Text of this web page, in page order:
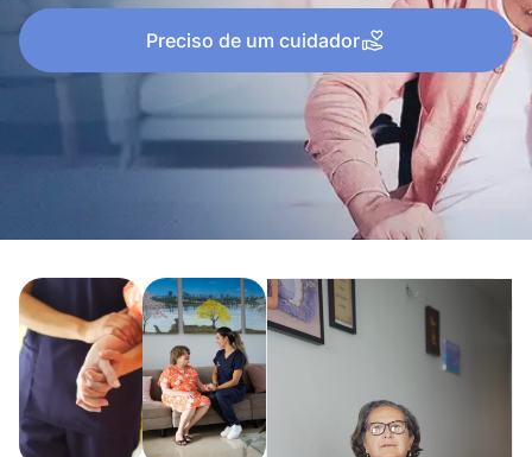
Preciso de um cuidador